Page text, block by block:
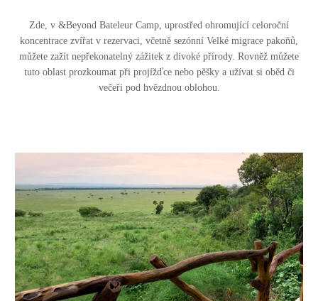
Zde, v &Beyond Bateleur Camp, uprostřed ohromující celoroční
koncentrace zvířat v rezervaci, včetně sezónní Velké migrace pakoňů,
můžete zažít nepřekonatelný zážitek z divoké přírody. Rovněž můžete
tuto oblast prozkoumat při projížďce nebo pěšky a užívat si oběd či
večeři pod hvězdnou oblohou.